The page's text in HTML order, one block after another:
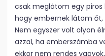
csak meglátom egy
hogy embernek látom
Nem egyszer volt olyan
azzal, ha emberszámba
ekkor nem rendes